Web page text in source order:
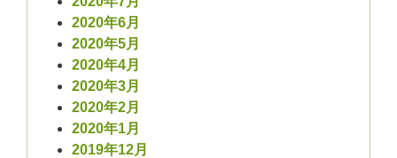
2020年6月
2020年5月
2020年4月
2020年3月
2020年2月
2020年1月
2019年12月